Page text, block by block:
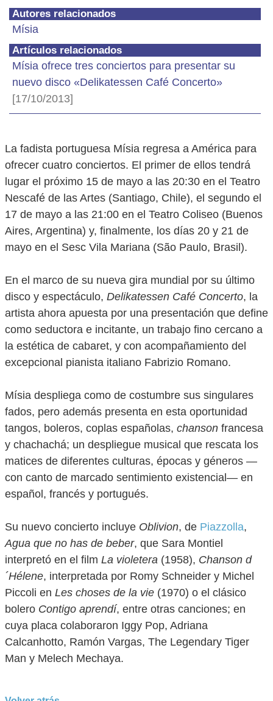
Autores relacionados
Mísia
Artículos relacionados
Mísia ofrece tres conciertos para presentar su
nuevo disco «Delikatessen Café Concerto»
[17/10/2013]
La fadista portuguesa Mísia regresa a América para
ofrecer cuatro conciertos. El primer de ellos tendrá
lugar el próximo 15 de mayo a las 20:30 en el Teatro
Nescafé de las Artes (Santiago, Chile), el segundo el
17 de mayo a las 21:00 en el Teatro Coliseo (Buenos
Aires, Argentina) y, finalmente, los días 20 y 21 de
mayo en el Sesc Vila Mariana (São Paulo, Brasil).
En el marco de su nueva gira mundial por su último
disco y espectáculo, Delikatessen Café Concerto, la
artista ahora apuesta por una presentación que define
como seductora e incitante, un trabajo fino cercano a
la estética de cabaret, y con acompañamiento del
excepcional pianista italiano Fabrizio Romano.
Mísia despliega como de costumbre sus singulares
fados, pero además presenta en esta oportunidad
tangos, boleros, coplas españolas, chanson francesa
y chachachá; un despliegue musical que rescata los
matices de diferentes culturas, épocas y géneros —
con canto de marcado sentimiento existencial— en
español, francés y portugués.
Su nuevo concierto incluye Oblivion, de Piazzolla,
Agua que no has de beber, que Sara Montiel
interpretó en el film La violetera (1958), Chanson d
´Hélene, interpretada por Romy Schneider y Michel
Piccoli en Les choses de la vie (1970) o el clásico
bolero Contigo aprendí, entre otras canciones; en
cuya placa colaboraron Iggy Pop, Adriana
Calcanhotto, Ramón Vargas, The Legendary Tiger
Man y Melech Mechaya.